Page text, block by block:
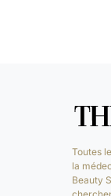
Toutes
la
Beauty